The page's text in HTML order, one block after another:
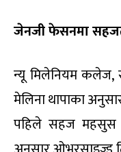
जेनजी फेसनमा
न्यू मिलेनियम कलेज,
मेलिना थापाका
पहिले सहज महसुस